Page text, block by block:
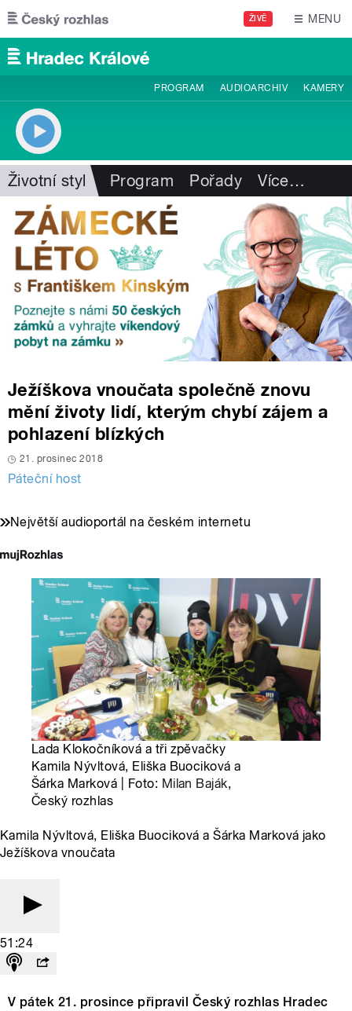
Přejít k hlavnímu obsahu
ŽIVĚ MENU
PROGRAM AUDIOARCHIV KAMERY
Životní styl Program Pořady Více…
Ježíškova vnoučata společně znovu
mění životy lidí, kterým chybí zájem a
pohlazení blízkých
21. prosinec 2018
Páteční host
Největší audioportál na českém internetu
Lada Klokočníková a tři zpěvačky
Kamila Nývltová, Eliška Buociková a
Šárka Marková | Foto: Milan Baják,
Český rozhlas
Kamila Nývltová, Eliška Buociková a Šárka Marková jako
Ježíškova vnoučata
51:24
V pátek 21. prosince připravil Český rozhlas Hradec